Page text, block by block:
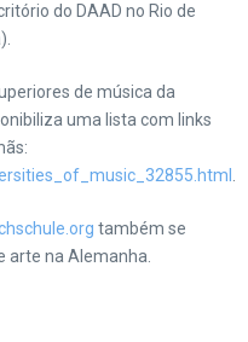
do DAAD no Rio de
de música da
uma lista com links
também se
arte na Alemanha.